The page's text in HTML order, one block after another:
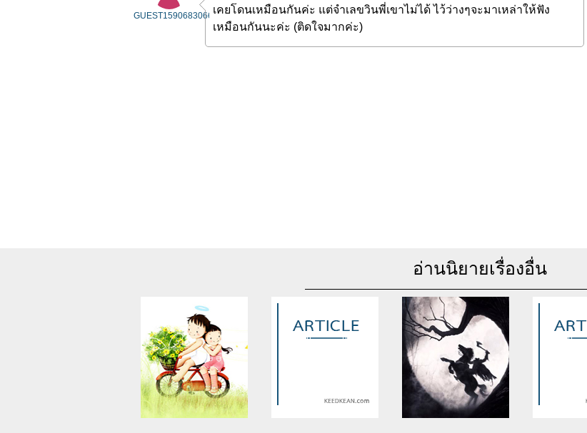
GUEST1590683066 เคยโดนเหมือนกันค่ะ แต่จำเลขวินพี่เขาไม่ได้ ไว้ว่างๆจะมาเหล่าให้ฟัง
เหมือนกันนะค่ะ (ติดใจมากค่ะ)
อ่านนิยายเรื่องอื่น